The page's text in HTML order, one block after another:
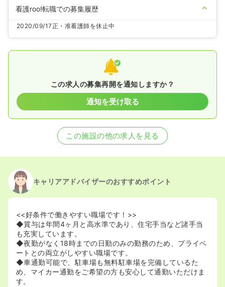
看護roo!転職での募集履歴
2020/09/17正・准看護師を休止中
この求人の募集再開を通知しますか？
通知を受け取る
この施設の他の求人を見る
キャリアアドバイザーのおすすめポイント
<<好条件で働きやすい職場です！>>
◆賞与は年間4ヶ月と高水準であり、住宅手当など諸手当
も充実しています。
◆夜勤がなく18時までの日勤のみの勤務のため、プライベ
ートとの両立がしやすい職場です。
◆車通勤可能で、駐車場も無料駐車場を完備しているた
め、マイカー通勤をご希望の方も安心して通勤いただけま
す。